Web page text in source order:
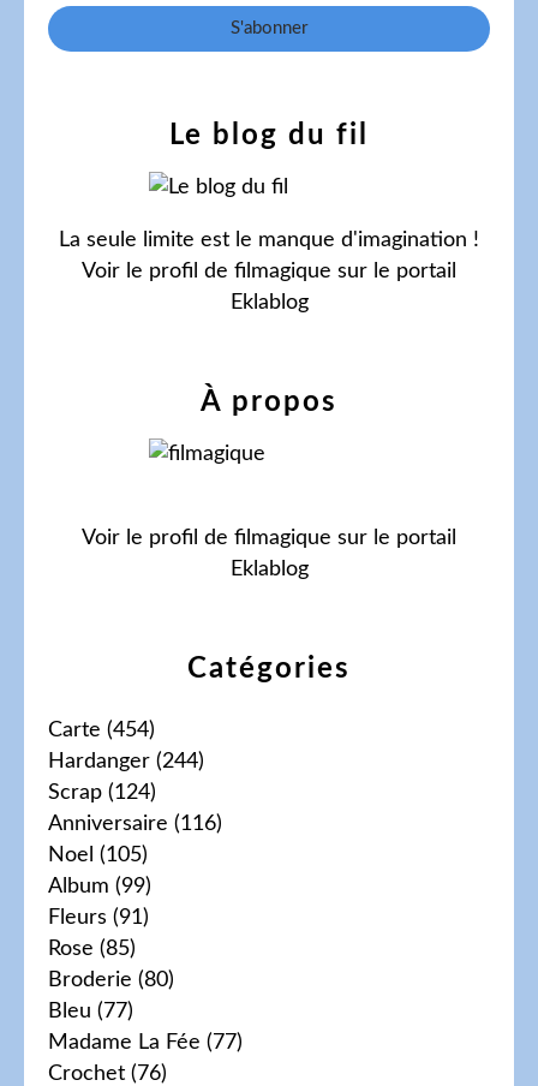
Catégories
Carte (454)
Hardanger (244)
Scrap (124)
Anniversaire (116)
Noel (105)
Album (99)
Fleurs (91)
Rose (85)
Broderie (80)
Bleu (77)
Madame La Fée (77)
Crochet (76)
Le blog du fil
La seule limite est le manque d'imagination !
Voir le profil de filmagique sur le portail
Eklablog
À propos
Voir le profil de filmagique sur le portail
Eklablog